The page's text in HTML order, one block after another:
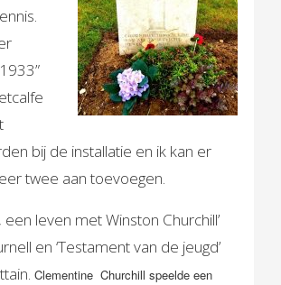
bij de installatie en ik kan er
twee aan toevoegen.
een leven met Winston Churchill’
en ‘Testament van de jeugd’
Clementine Churchill speelde een